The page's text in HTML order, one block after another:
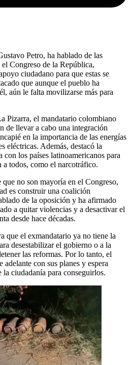
Petro, ha hablado de las
Congreso de la República,
ciudadano para que estas se
que aunque el pueblo ha
aún le falta movilizarse más para
Pizarra, el mandatario colombiano
de llevar a cabo una integración
en la importancia de las energías
eléctricas. Además, destacó la
con los países latinoamericanos para
a todos, como el narcotráfico.
no son mayoría en el Congreso,
es construir una coalición
de la oposición y ha afirmado
a quitar violencias y a desactivar el
desde hace décadas.
que el exmandatario ya no tiene la
desestabilizar el gobierno o a la
las reformas. Por lo tanto, el
con sus planes y espera
ciudadanía para conseguirlos.